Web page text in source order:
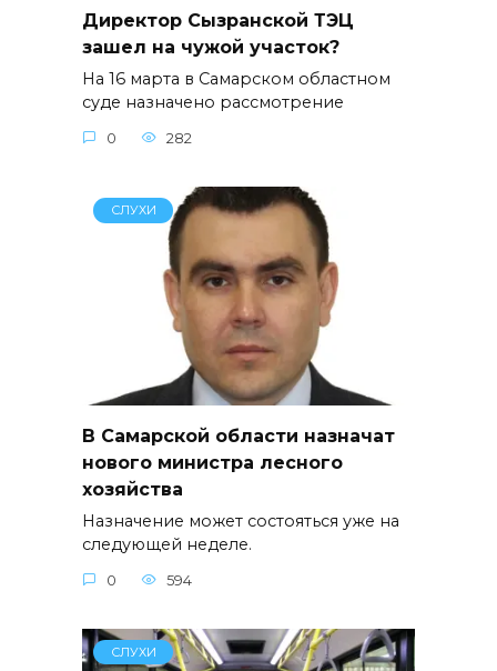
Директор Сызранской ТЭЦ
зашел на чужой участок?
На 16 марта в Самарском областном
суде назначено рассмотрение
0 282
СЛУХИ
В Самарской области назначат
нового министра лесного
хозяйства
Назначение может состояться уже на
следующей неделе.
0 594
СЛУХИ